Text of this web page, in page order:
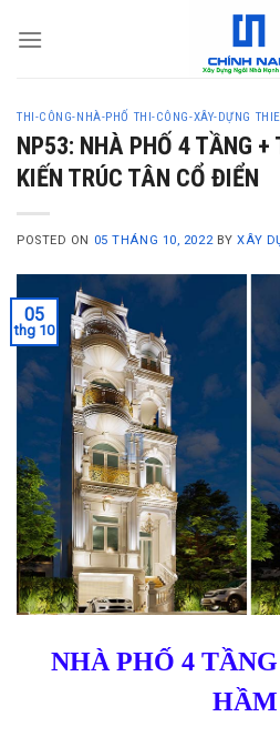
THI-CÔNG-NHÀ-PHỐ THI-CÔNG-XÂY-DỰNG
NP53: NHÀ PHỐ 4 TẦNG +
KIẾN TRÚC TÂN CỔ ĐIỂN
POSTED ON 05 THÁNG 10, 2022 BYXÂY
05
thg 10
NHÀ PHỐ 4
HẦM